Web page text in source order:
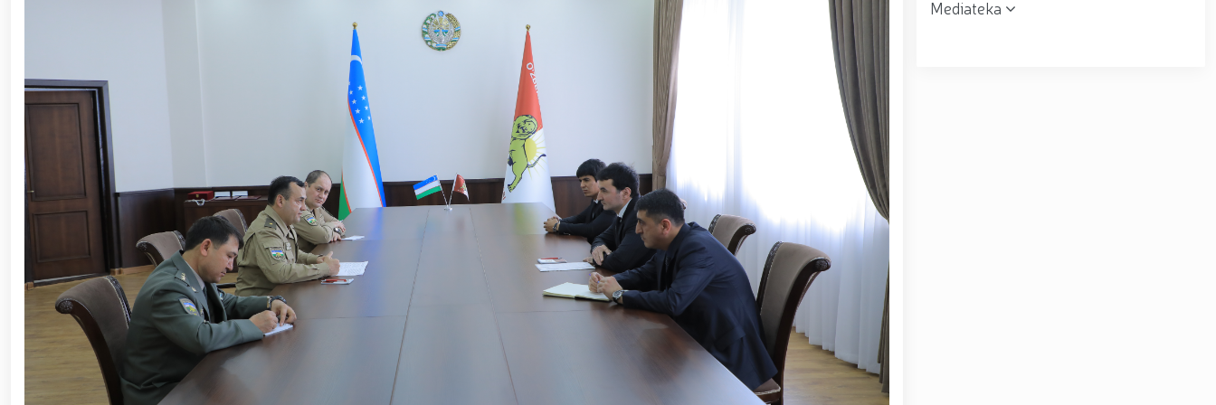
ishchi guruhining yoshlar bilan uchrashuvi tadbirlari doirasida muddatdi harbiy xizmatchilarga sertifikatlar topshirildi. // Milliy gvardiya qo‘mondoni, general-
polkovnik B.Tashmatov poytaxtimizdagi manzilli ishlari davomida yoshlar bilan uchrashib, ular bilan ochiq muloqot o‘tkazdi. // Farg‘ona viloyatida jinoyat sodir
etishga moyil shaxslar yashash manzillarida tezkor tadbirlar o‘tkazildi. // “8-mart – Xalqaro xotin qizlar kuni” munosabati bilan Milliy gvardiya tizimida faoliyat
yuritib kyelayotgan ayollar uchun tantanali bayram tadbiri tashkil etildi // Moliyaviy shaffoflik va korrupsiyadan xoli muhitni ta’minlash bo‘yicha o‘quv yig‘ini
o‘tkazildi // Ajdodlar merosi – milliy gʻurur va vatanparvarlik manbai // General-polkovnik B.Tashmatov Toshkent “Temurbeklar maktabi” harbiy akademik
litseyi faoliyati bilan yaqindan tanishdi. //Milliy gvardiya qo‘mondoni, general-polkovnik B.Tashmatov Sirdaryo va Jizzax viloyatida o'rganish ishlarini olib bordi
// “Harbiy taʼlim tizimida ilm-fan va pedagogik texnologiyalarni rivojlantirish istiqbollari” mavzusida respublika harbiy ilmiy-amaliy konferensiyasi tashkil
etildi. //Milliy gvardiya qo‘mondoni general-polkovnik B.Tashmatov ilk manzilli ishlarini Yunusobod tumanida amalga oshirdi. // Samarqand va Buxoro
viloyatalarida xavfsiz muhitni yaratish va jamoat xavfsizligini ishonchli taʼminlash boʻyicha manzilli ishlar amalga oshirildi. // Yoshlar siyosatiga oid ustuvor
vazifalar doimiy e’tiborda. // Milliy gvardiya qoʻmondoni general-polkovnik B.Tashmatov Oʻzbekiston huquqni muhofaza qilish organlarining Qoʻl jangi
federatsiyasi raisi etib saylandi. // Milliy gvardiya shaxsiy tarkibining jangovar salohiyati, jismoniy va ma'naviy tayyorgarligini mustahkamlash hamda zamon
talablariga mos takomillashtirishga qaratilgan ishlar davom ettirilmoqda. // Tizim fidoyilari hurmat va ehtirom bilan nafaqaga kuzatildi. // “Kitobxon harbiy
oilalar” mavzusida adabiy-badiiy kecha tashkil etildi / / Vatanparvarlik oyligi doirasidagi tadbirlar / / Toshkentda qidiruvda bo‘lgan shaxs qo‘lga olindi / /
“Jasorat” filmi premyerasi bo'lib o'tdi / / Qurolli Kuchlarimiz tashkil etilganining 34 yilligi va 14 yanvar – Vatan himoyachilari kuni munosabati Milliy gvardiyada
bayramona tadbir o‘tkazildi / / Milliy gvardiya qo'mondonining O‘zbekiston Respublikasi Qurolli Kuchlari tashkil etilganining 34 yilligi va Vatan himoyachilari
kuni munosabati bilan bayram tabrigi / / Oʻzbekiston Respublikasi Qurolli Kuchlari tashkil etilganining 34 yilligi hamda 14-yanvar — Vatan himoyachilari kuni
munosabati bilan gvardiyachilar xizmat burchini bajarish chogʻida qahramonlarcha halok boʻlgan safdoshlari xotirasiga bagʻishlab Milliy gvardiya Markaziy
devoni hududida bunyod etilgan yodgorlik majmuasi poyiga gul qoʻyishib, ularning xotirasiga hurmat bajo keltirishdi / / O‘zbekiston Respublikasi Prezidentining
“O‘zbekiston Respublikasi Qurolli Kuchlari tashkil etilganining 34 yilligi hamda Vatan himoyachilari kuni munosabati bilan harbiy xizmatchilar va huquqni
muhofaza qilish organlari xodimlaridan bir guruhini mukofotlash to‘g‘risida”gi Farmoni / / Prezident Shavkat Mirziyoyev Xavfsizlik kengashining kengaytirilgan
yig‘ilishini o‘tkazdi / / Prezident Shavkat Mirziyoyev Toshkent shahri Yunusobod tumanida barpo etilgan yirik quvvatli kogeneratsiya markazi faoliyati bilan
tanishdi / / Moliya, ilg‘or texnologiyalar, madaniyat va turizmning yirik markaziga aylanib borayotgan Toshkent dunyoning zamonaviy megapolislari andozasi
Mediateka